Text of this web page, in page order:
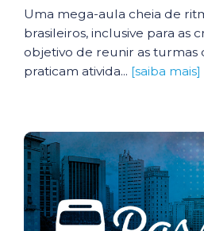
Uma mega-aula cheia de
brasileiros, inclusive para as
objetivo de reunir as turmas
praticam ativida... [saiba mais]